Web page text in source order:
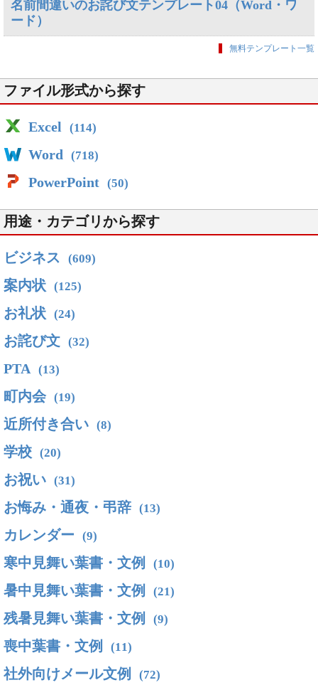
名前間違いのお詫び文テンプレート04（Word・ワ
ード）
無料テンプレート一覧
ファイル形式から探す
Excel (114)
Word (718)
PowerPoint (50)
用途・カテゴリから探す
ビジネス (609)
案内状 (125)
お礼状 (24)
お詫び文 (32)
PTA (13)
町内会 (19)
近所付き合い (8)
学校 (20)
お祝い (31)
お悔み・通夜・弔辞 (13)
カレンダー (9)
寒中見舞い葉書・文例 (10)
暑中見舞い葉書・文例 (21)
残暑見舞い葉書・文例 (9)
喪中葉書・文例 (11)
社外向けメール文例 (72)